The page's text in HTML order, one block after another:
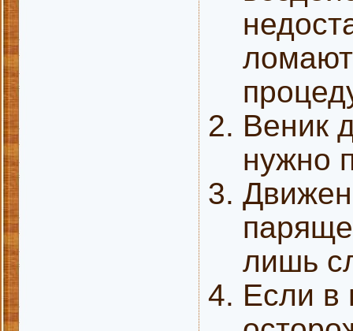
Веник
нужно
лишь
Если в